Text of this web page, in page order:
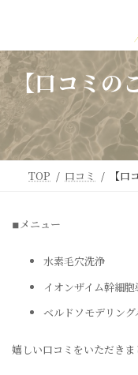
ン
ツ
へ
ス
キ
ッ
プ
ー
シ
ョ
ン
に
移
動
【口コミの
TOP 口コミ 【
◾︎メニュー
水素毛穴洗浄
イオンザイム幹細胞
ベルドソモデリング
嬉しい口コミをいただきま